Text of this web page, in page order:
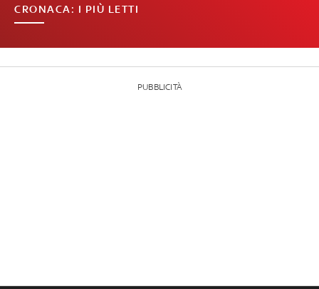
CRONACA: I PIÙ LETTI
PUBBLICITÀ